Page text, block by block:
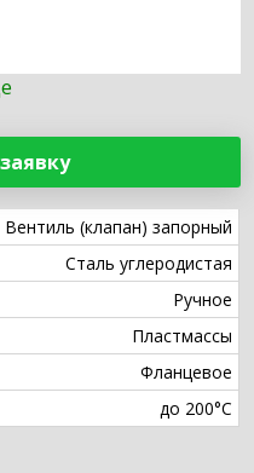
Вентиль (клапан) запорный
Сталь углеродистая
Ручное
Пластмассы
Фланцевое
до 200°С